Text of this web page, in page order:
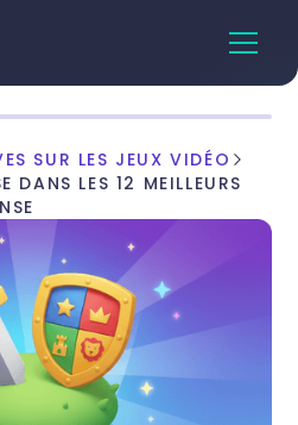
SUR LES JEUX VIDÉO
DANS LES 12 MEILLEURS